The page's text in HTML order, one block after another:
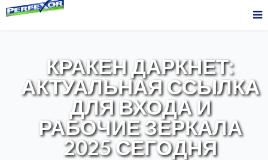
КРАКЕН ДАРКНЕТ:
АКТУАЛЬНАЯ ССЫЛКА
ДЛЯ ВХОДА И
РАБОЧИЕ ЗЕРКАЛА
2025 СЕГОДНЯ